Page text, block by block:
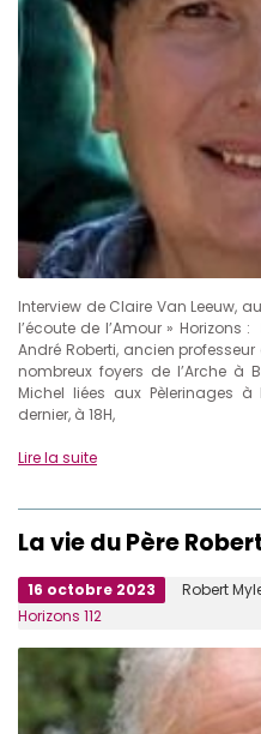
Interview de Claire Van Leeuw,
l’écoute de l’Amour » Horizons
André Roberti, ancien
nombreux foyers de l’Arche à
Michel liées aux Pèlerinages à
dernier, à 18H,
Lire la suite
La vie du Père
16 octobre 2023 Robert
Horizons 112